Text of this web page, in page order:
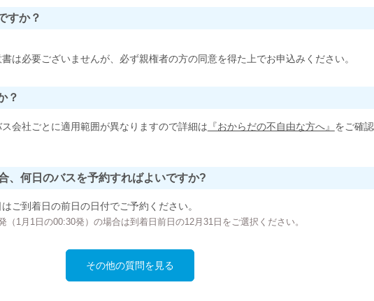
すか？
は必要ございませんが、必ず親権者の方の同意を得た上でお申込みください。
？
会社ごとに適用範囲が異なりますので詳細は 『おからだの不自由な方へ』 をご確
、何日のバスを予約すればよいですか?
ご到着日の前日の日付でご予約ください。
（1月1日の00:30発）の場合は到着日前日の12月31日をご選択ください。
その他の質問を見る